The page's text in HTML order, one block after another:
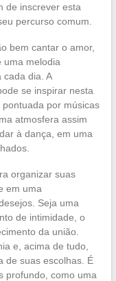
de inscrever esta
percurso comum.
bem cantar o amor,
uma melodia
dia. A
se inspirar nesta
por músicas
atmosfera assim
à dança, em uma
organizar suas
em uma
Seja uma
de intimidade, o
da união.
e, acima de tudo,
de suas escolhas. É
profundo, como uma